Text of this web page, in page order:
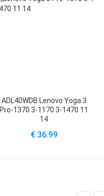
ADL40WDB Lenovo Yoga 3
Pro-1370 3-1170 3-1470 11
14
€ 36.99